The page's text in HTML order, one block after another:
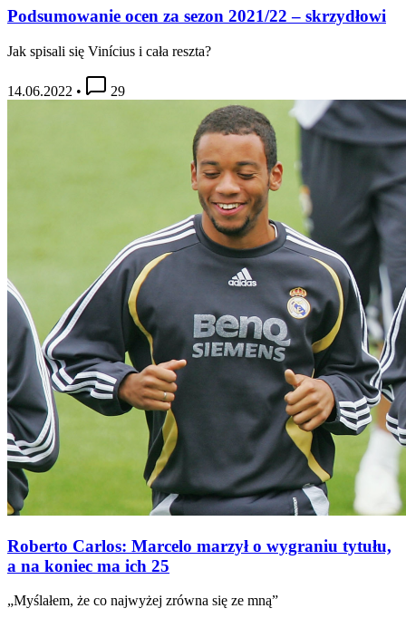
Podsumowanie ocen za sezon 2021/22 – skrzydłowi
Jak spisali się Vinícius i cała reszta?
14.06.2022 • 29
Roberto Carlos: Marcelo marzył o wygraniu tytułu,
a na koniec ma ich 25
„Myślałem, że co najwyżej zrówna się ze mną”